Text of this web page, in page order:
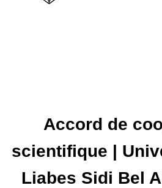
Accord de
scientifique |
Liabes Sidi Bel